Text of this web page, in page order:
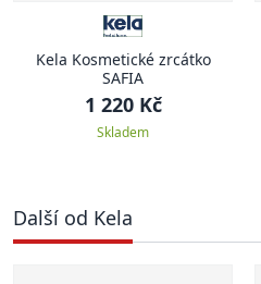
Kela Kosmetické zrcátko
SAFIA
1 220 Kč
Skladem
Další od Kela